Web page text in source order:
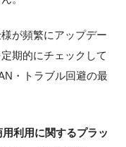
が頻繁にアップデー
期的にチェックして
・トラブル回避の最
利用に関するプラッ